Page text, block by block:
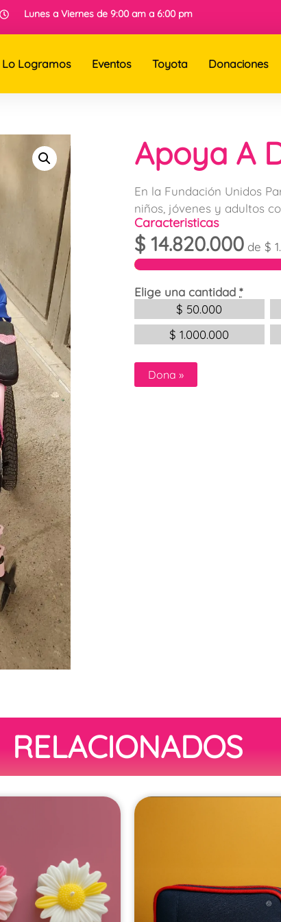
Lunes a Viernes de 9:00 am a 6:00 pm
Lo Logramos Eventos Toyota Donaciones
Apoya A
En la Fundación Unidos
niños, jóvenes y adultos
Caracteristicas
$ 14.820.000 de $
Elige una cantidad *
$ 50.000
$ 1.000.000
Dona »
RELACIONADOS